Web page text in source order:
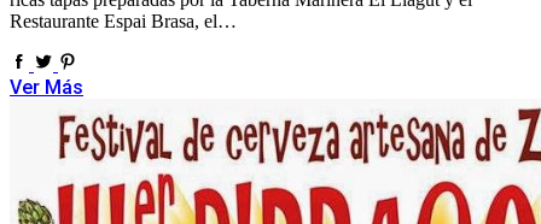
Restaurante Espai Brasa, el…
Ver Más